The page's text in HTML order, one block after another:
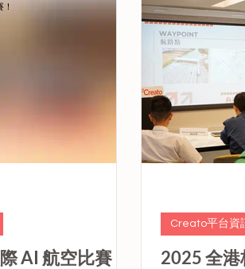
AI 航空比賽 —
2025 全港
Creato平台資